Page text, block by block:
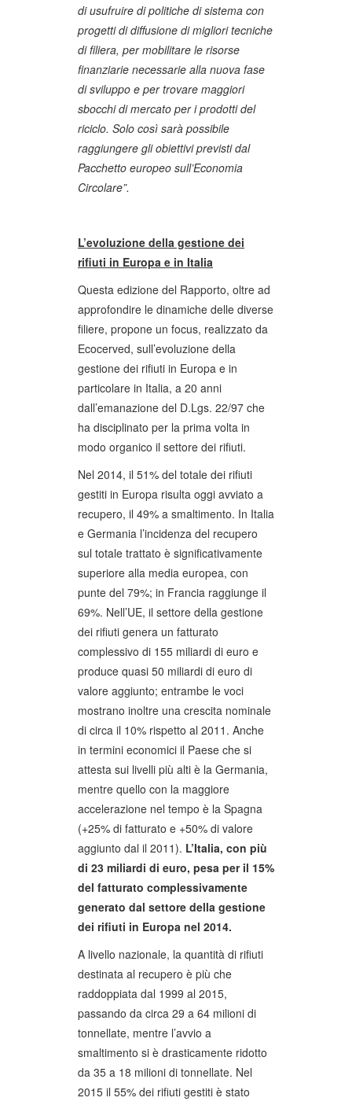
di usufruire di politiche di sistema con
progetti di diffusione di migliori tecniche
di filiera, per mobilitare le risorse
finanziarie necessarie alla nuova fase
di sviluppo e per trovare maggiori
sbocchi di mercato per i prodotti del
riciclo. Solo così sarà possibile
raggiungere gli obiettivi previsti dal
Pacchetto europeo sull’Economia
Circolare”.
L’evoluzione della gestione dei
rifiuti in Europa e in Italia
Questa edizione del Rapporto, oltre ad
approfondire le dinamiche delle diverse
filiere, propone un focus, realizzato da
Ecocerved, sull’evoluzione della
gestione dei rifiuti in Europa e in
particolare in Italia, a 20 anni
dall’emanazione del D.Lgs. 22/97 che
ha disciplinato per la prima volta in
modo organico il settore dei rifiuti.
Nel 2014, il 51% del totale dei rifiuti
gestiti in Europa risulta oggi avviato a
recupero, il 49% a smaltimento. In Italia
e Germania l’incidenza del recupero
sul totale trattato è significativamente
superiore alla media europea, con
punte del 79%; in Francia raggiunge il
69%. Nell’UE, il settore della gestione
dei rifiuti genera un fatturato
complessivo di 155 miliardi di euro e
produce quasi 50 miliardi di euro di
valore aggiunto; entrambe le voci
mostrano inoltre una crescita nominale
di circa il 10% rispetto al 2011. Anche
in termini economici il Paese che si
attesta sui livelli più alti è la Germania,
mentre quello con la maggiore
accelerazione nel tempo è la Spagna
(+25% di fatturato e +50% di valore
aggiunto dal il 2011). L’Italia, con più
di 23 miliardi di euro, pesa per il 15%
del fatturato complessivamente
generato dal settore della gestione
dei rifiuti in Europa nel 2014.
A livello nazionale, la quantità di rifiuti
destinata al recupero è più che
raddoppiata dal 1999 al 2015,
passando da circa 29 a 64 milioni di
tonnellate, mentre l’avvio a
smaltimento si è drasticamente ridotto
da 35 a 18 milioni di tonnellate. Nel
2015 il 55% dei rifiuti gestiti è stato